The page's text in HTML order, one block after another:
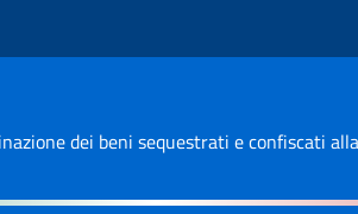
dei beni sequestrati e confiscati alla